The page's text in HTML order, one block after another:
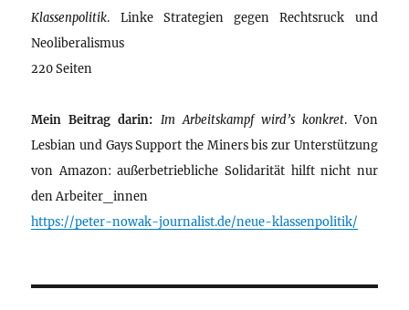
Klassenpolitik. Linke Strategien gegen Rechtsruck und
Neoliberalismus
220 Seiten
Mein Beitrag darin: Im Arbeitskampf wird’s konkret. Von
Lesbian und Gays Support the Miners bis zur Unterstützung
von Amazon: außerbetriebliche Solidarität hilft nicht nur
den Arbeiter_innen
https://peter-nowak-journalist.de/neue-klassenpolitik/